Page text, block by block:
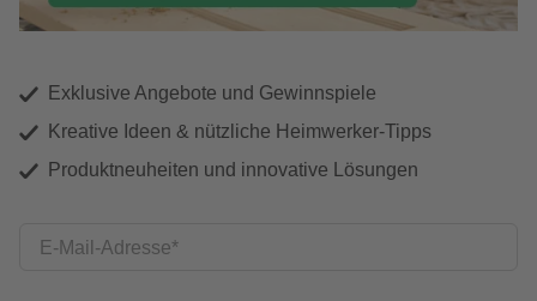
Exklusive Angebote und Gewinnspiele
Kreative Ideen & nützliche Heimwerker-Tipps
Produktneuheiten und innovative Lösungen
E-Mail-Adresse